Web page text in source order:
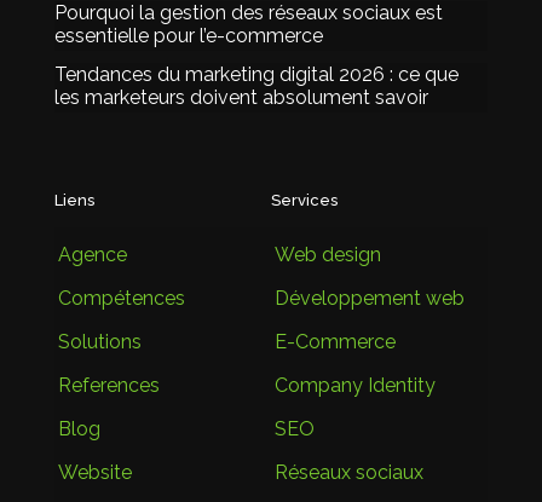
Pourquoi la gestion des réseaux sociaux est
essentielle pour l’e-commerce
Tendances du marketing digital 2026 : ce que
les marketeurs doivent absolument savoir
Liens
Agence
Compétences
Solutions
References
Blog
Website
Services
Web design
Développement web
E-Commerce
Company Identity
SEO
Réseaux sociaux